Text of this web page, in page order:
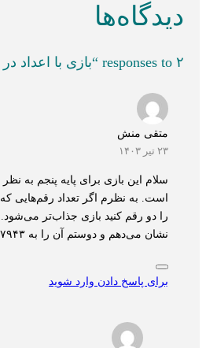
دیدگاه‌ها
۲ responses to “بازی با اعداد در ماشین‌حساب”
متقی منش
۲۳ تیر ۱۴۰۳
سلام این بازی برای پایه پنجم به
است. به نظرم اگر تعداد رقم‌هایی
نشان می‌دهم و دوستم آن را به ۲۳۷۹۴۳ تبدیل می‌کند.
برای پاسخ دادن وارد شوید